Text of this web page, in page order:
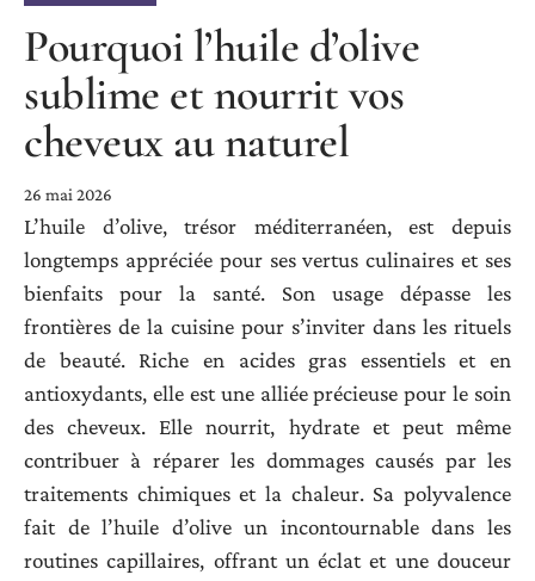
Pourquoi l’huile d’olive
sublime et nourrit vos
cheveux au naturel
26 mai 2026
L’huile d’olive, trésor méditerranéen, est depuis
longtemps appréciée pour ses vertus culinaires et ses
bienfaits pour la santé. Son usage dépasse les
frontières de la cuisine pour s’inviter dans les rituels
de beauté. Riche en acides gras essentiels et en
antioxydants, elle est une alliée précieuse pour le soin
des cheveux. Elle nourrit, hydrate et peut même
contribuer à réparer les dommages causés par les
traitements chimiques et la chaleur. Sa polyvalence
fait de l’huile d’olive un incontournable dans les
routines capillaires, offrant un éclat et une douceur